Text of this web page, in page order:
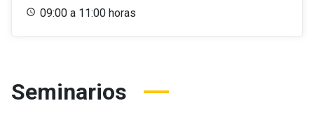
09:00 a 11:00 horas
Seminarios